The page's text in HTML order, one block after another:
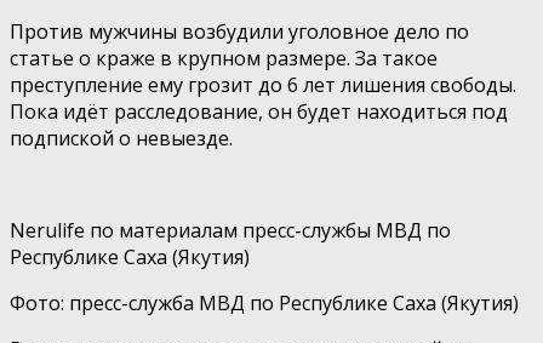
Против мужчины возбудили уголовное дело по
статье о краже в крупном размере. За такое
преступление ему грозит до 6 лет лишения свободы.
Пока идёт расследование, он будет находиться под
подпиской о невыезде.
Nerulife по материалам пресс-службы МВД по
Республике Саха (Якутия)
Фото: пресс-служба МВД по Республике Саха (Якутия)